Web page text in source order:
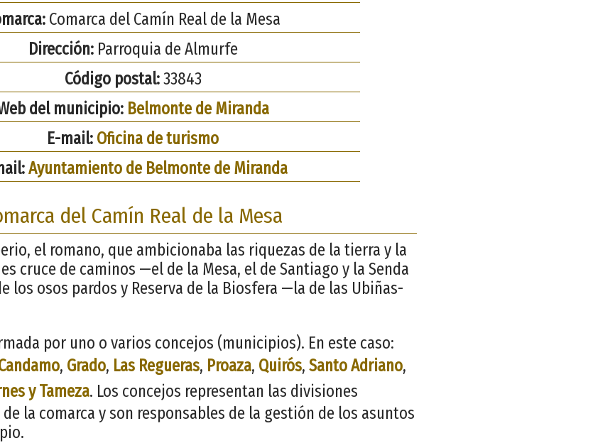
Comarca del Camín Real de la Mesa
Dirección:Parroquia de Almurfe
Código postal:33843
del municipio: Belmonte de Miranda
E-mail: Oficina de turismo
Ayuntamiento de Belmonte de Miranda
del Camín Real de la Mesa
el romano, que ambicionaba las riquezas de la tierra y la
cruce de caminos —el de la Mesa, el de Santiago y la Senda
los osos pardos y Reserva de la Biosfera —la de las Ubiñas-
por uno o varios concejos (municipios). En este caso:
, Grado, Las Regueras, Proaza, Quirós, Santo Adriano,
y Tameza. Los concejos representan las divisiones
la comarca y son responsables de la gestión de los asuntos